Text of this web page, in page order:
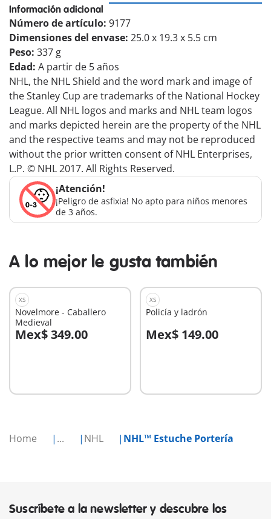
Home ... NHL NHL™ Estuche Portería
Información adicional
Número de artículo: 9177
Dimensiones del envase: 25.0 x 19.3 x 5.5 cm
Peso: 337 g
Edad: A partir de 5 años
NHL, the NHL Shield and the word mark and image of
the Stanley Cup are trademarks of the National Hockey
League. All NHL logos and marks and NHL team logos
and marks depicted herein are the property of the NHL
and the respective teams and may not be reproduced
without the prior written consent of NHL Enterprises,
L.P. © NHL 2017. All Rights Reserved.
¡Atención!
¡Peligro de asfixia! No apto para niños menores
de 3 años.
A lo mejor le gusta también
XS
Novelmore - Caballero
Medieval
Mex$ 349.00
A la cesta
XS
Policía y ladrón
Mex$ 149.00
A la cesta
Suscríbete a la newsletter y descubre los